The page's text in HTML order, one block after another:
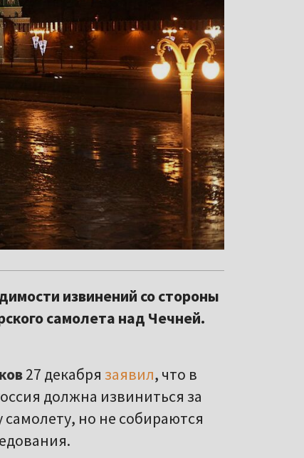
извинений со стороны
самолета над Чечней.
27 декабря заявил, что в
должна извиниться за
но не собираются